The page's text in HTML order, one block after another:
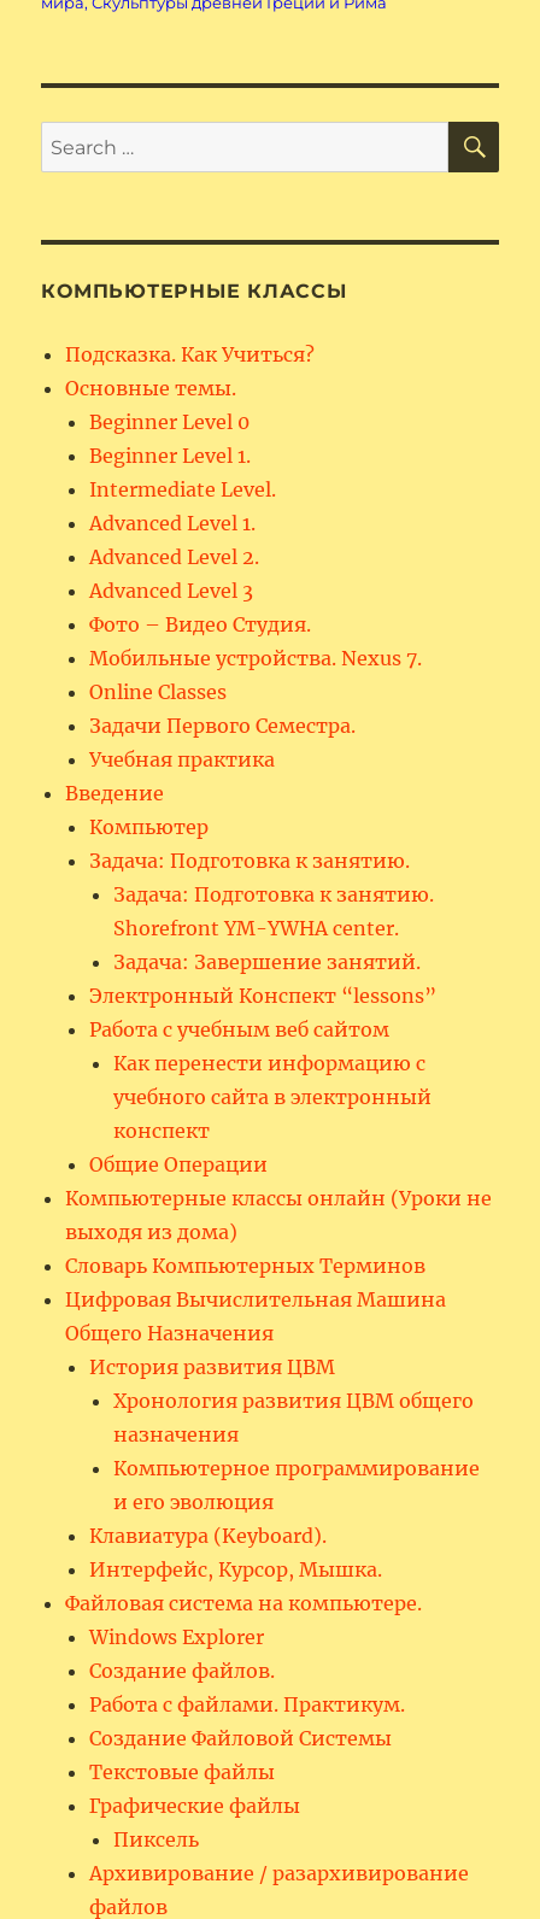
Search
for:
КОМПЬЮТЕРНЫЕ КЛАССЫ
Подсказка. Как Учиться?
Основные темы.
Beginner Level 0
Beginner Level 1.
Intermediate Level.
Advanced Level 1.
Advanced Level 2.
Advanced Level 3
Фото – Видео Студия.
Мобильные устройства. Nexus 7.
Online Classes
Задачи Первого Семестра.
Учебная практика
Введение
Компьютер
Задача: Подготовка к занятию.
Задача: Подготовка к занятию.
Shorefront YM-YWHA center.
Задача: Завершение занятий.
Электронный Конспект “lessons”
Работа с учебным веб сайтом
Как перенести информацию с
учебного сайта в электронный
конспект
Общие Операции
Компьютерные классы онлайн (Уроки не
выходя из дома)
Словарь Компьютерных Терминов
Цифровая Вычислительная Машина
Общего Назначения
История развития ЦВМ
Хронология развития ЦВМ общего
назначения
Компьютерное программирование
и его эволюция
Клавиатура (Keyboard).
Интерфейс, Курсор, Мышка.
Файловая система на компьютере.
Windows Explorer
Создание файлов.
Работа с файлами. Практикум.
Создание Файловой Системы
Текстовые файлы
Графические файлы
Пиксель
Архивирование / разархивирование
файлов